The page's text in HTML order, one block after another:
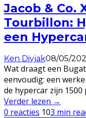
Jacob & Co.
Tourbillon:
een
Ken Divjak08/05/
Wat draagt een
eenvoudig: een
de hypercar zijn
Verder lezen →
0 reacties 103 min